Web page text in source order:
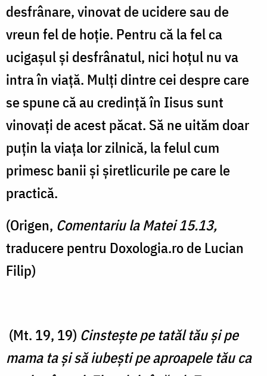
desfrânare, vinovat de ucidere sau de
vreun fel de hoție. Pentru că la fel ca
ucigașul și desfrânatul, nici hoțul nu va
intra în viață. Mulți dintre cei despre care
se spune că au credință în Iisus sunt
vinovați de acest păcat. Să ne uităm doar
puțin la viața lor zilnică, la felul cum
primesc banii și șiretlicurile pe care le
practică.
(Origen, Comentariu la Matei 15.13,
traducere pentru Doxologia.ro de Lucian
Filip)
(Mt. 19, 19) Cinsteşte pe tatăl tău şi pe
mama ta şi să iubeşti pe aproapele tău ca